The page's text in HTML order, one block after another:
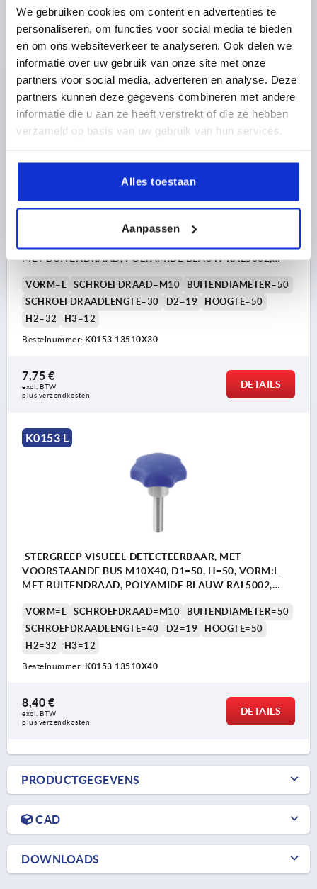
We gebruiken cookies om content en advertenties te
personaliseren, om functies voor social media te bieden
en om ons websiteverkeer te analyseren. Ook delen we
informatie over uw gebruik van onze site met onze
partners voor social media, adverteren en analyse. Deze
partners kunnen deze gegevens combineren met andere
informatie die u aan ze heeft verstrekt of die ze hebben
verzameld op basis van uw gebruik van hun services.
Alles toestaan
Aanpassen
Bestelnummer: K0153.13508X30
6,49 €
excl. BTW
plus verzendkosten
K0153 L
STERGREEP VISUEEL-DETECTEERBAAR, MET
MET BUITENDRAAD, POLYAMIDE BLAUW RAL5002,
VORM=L SCHROEFDRAAD=M10
BUITENDIAMETER=50
SCHROEFDRAADLENGTE=30
D2=19
HOOGTE=50
H2=32
H3=12
Bestelnummer: K0153.13510X30
7,75 €
excl. BTW
plus verzendkosten
DETAILS
K0153 L
STERGREEP VISUEEL-DETECTEERBAAR, MET
VOORSTAANDE BUS M10X40, D1=50, H=50, VORM:L
MET BUITENDRAAD, POLYAMIDE BLAUW RAL5002,
VORM=L SCHROEFDRAAD=M10
BUITENDIAMETER=50
SCHROEFDRAADLENGTE=40
D2=19
HOOGTE=50
H2=32
H3=12
Bestelnummer: K0153.13510X40
8,40 €
excl. BTW
plus verzendkosten
DETAILS
PRODUCTGEGEVENS
CAD
DOWNLOADS